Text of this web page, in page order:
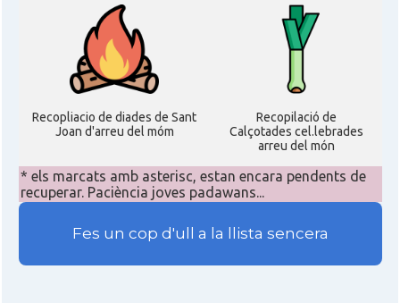
Recopliacio de diades de Sant
Joan d'arreu del móm
Recopilació de
Calçotades cel.lebrades
arreu del món
* els marcats amb asterisc, estan encara pendents de
recuperar. Paciència joves padawans...
Fes un cop d'ull a la llista sencera